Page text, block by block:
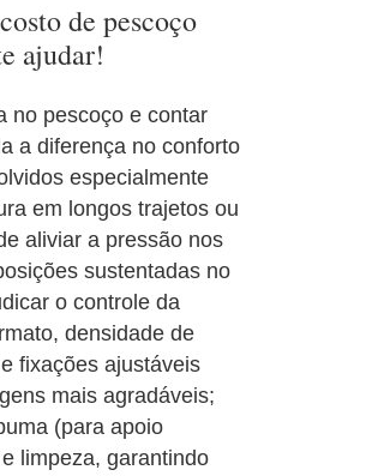
de pescoço
ajudar!
no pescoço e contar
a diferença no conforto
especialmente
em longos trajetos ou
aliviar a pressão nos
sustentadas no
o controle da
densidade de
fixações ajustáveis
mais agradáveis;
(para apoio
limpeza, garantindo